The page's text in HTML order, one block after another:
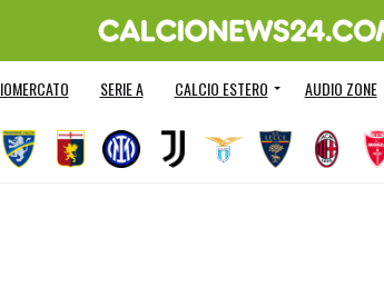
SERIE A CALCIO ESTERO AUDIO ZONE